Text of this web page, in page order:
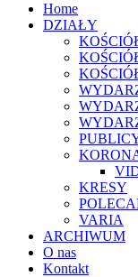
Home
DZIAŁY
KRESY
VARIA
ARCHIWUM
O nas
Kontakt